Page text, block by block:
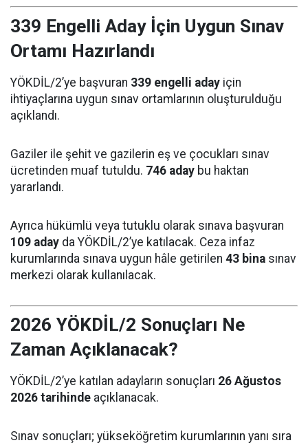
339 Engelli Aday İçin Uygun Sınav
Ortamı Hazırlandı
YÖKDİL/2’ye başvuran 339 engelli aday için
ihtiyaçlarına uygun sınav ortamlarının oluşturulduğu
açıklandı.
Gaziler ile şehit ve gazilerin eş ve çocukları sınav
ücretinden muaf tutuldu. 746 aday bu haktan
yararlandı.
Ayrıca hükümlü veya tutuklu olarak sınava başvuran
109 aday da YÖKDİL/2’ye katılacak. Ceza infaz
kurumlarında sınava uygun hâle getirilen 43 bina sınav
merkezi olarak kullanılacak.
2026 YÖKDİL/2 Sonuçları Ne
Zaman Açıklanacak?
YÖKDİL/2’ye katılan adayların sonuçları 26 Ağustos
2026 tarihinde açıklanacak.
Sınav sonuçları; yükseköğretim kurumlarının yanı sıra